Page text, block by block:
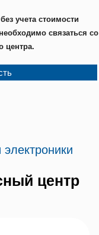
учета стоимости
связаться со
центра.
центр